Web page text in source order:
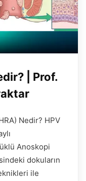
| Prof.
Nedir? HPV
Anoskopi
dokuların
ile